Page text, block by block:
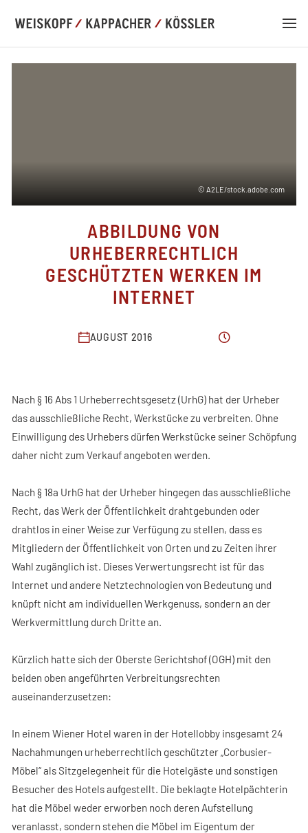
COMPETENCIES
TEAM
© A2LE/stock.adobe.com
ABBILDUNG VON
URHEBERRECHTLICH
GESCHÜTZTEN WERKEN IM
INTERNET
AUGUST 2016
Nach § 16 Abs 1 Urheberrechtsgesetz (UrhG) hat der Urheber
das ausschließliche Recht, Werkstücke zu verbreiten. Ohne
Einwilligung des Urhebers dürfen Werkstücke seiner Schöpfung
daher nicht zum Verkauf angeboten werden.
Nach § 18a UrhG hat der Urheber hingegen das ausschließliche
Recht, das Werk der Öffentlichkeit drahtgebunden oder
drahtlos in einer Weise zur Verfügung zu stellen, dass es
Mitgliedern der Öffentlichkeit von Orten und zu Zeiten ihrer
Wahl zugänglich ist. Dieses Verwertungsrecht ist für das
Internet und andere Netztechnologien von Bedeutung und
knüpft nicht am individuellen Werkgenuss, sondern an der
Werkvermittlung durch Dritte an.
Kürzlich hatte sich der Oberste Gerichtshof (OGH) mit den
beiden oben angeführten Verbreitungsrechten
auseinanderzusetzen:
In einem Wiener Hotel waren in der Hotellobby insgesamt 24
Nachahmungen urheberrechtlich geschützter „Corbusier-
Möbel“ als Sitzgelegenheit für die Hotelgäste und sonstigen
Besucher des Hotels aufgestellt. Die beklagte Hotelpächterin
hat die Möbel weder erworben noch deren Aufstellung
veranlasst, sondern stehen die Möbel im Eigentum der